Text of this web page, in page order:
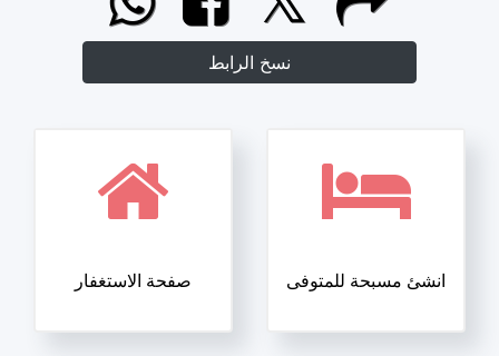
نسخ الرابط
صفحة الاستغفار انشئ مسبحة للمتوفى